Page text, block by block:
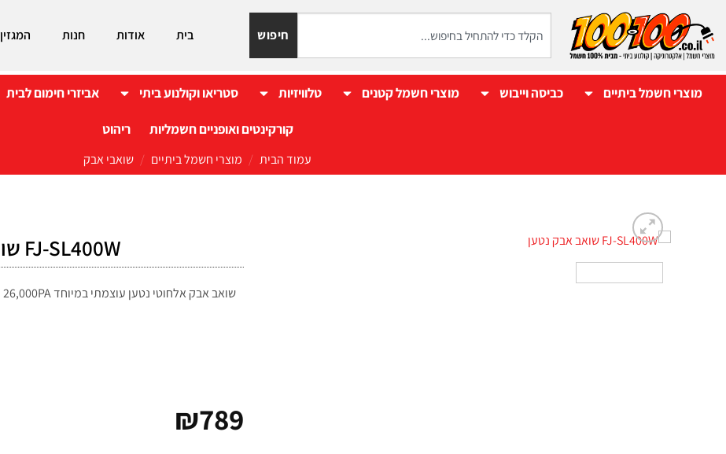
חיפוש בית אודות חנות המגזין
מוצרי חשמל ביתיים כביסה וייבוש מוצרי חשמל קטנים טלוויזיות סטריאו וקולנוע ביתי אביזרי חימום לבית
קורקינטים ואופניים חשמליות ריהוט
עמוד הבית / מוצרי חשמל ביתיים / שואבי אבק
FJ-SL400W שואב אבק נטען
שואב אבק אלחוטי נטען עוצמתי במיוחד 26,000PA
₪789